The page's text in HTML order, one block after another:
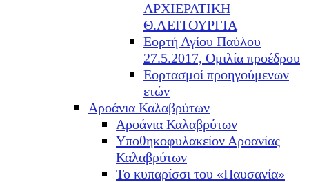
ΑΡΧΙΕΡΑΤΙΚΗ
Θ.ΛΕΙΤΟΥΡΓΙΑ
Εορτή Αγίου Παύλου
27.5.2017, Ομιλία προέδρου
Εορτασμοί προηγούμενων
ετών
Αροάνια Καλαβρύτων
Αροάνια Καλαβρύτων
Υποθηκοφυλακείον Αροανίας
Καλαβρύτων
Το κυπαρίσσι του «Παυσανία»